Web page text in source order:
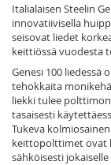
Italialaisen Steelin
innovatiivisella
seisovat liedet
keittiössä vuodesta
Genesi 100 liedessä
tehokkaita
liekki tulee
tasaisesti
Tukeva
keittopolttimet ovat
sähköisesti